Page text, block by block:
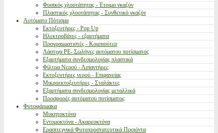
Φυσικός χλοοτάπητας - Έτοιμο γκαζόν
Πλαστικός χλοοτάπητας - Συνθετικό γκαζόν
Αυτόματο Πότισμα
Εκτοξευτήρες - Pop Up
Ηλεκτροβάνες - εξαρτήματα
Προγραμματιστές - Κομπιούτερ
Λάστιχα PE- Σωλήνες αυτόματου ποτίσματος
Εξαρτήματα συνδεσμολογίας πλαστικά
Φίλτρα Νερού - Λιπαντήρες
Εκτοξευτήρες νερού - Επιφανείας
Μικροεκτοξευτήρες - Σταλάκτες
Εξαρτήματα συνδεσμολογίας μεταλλικά
Προσφορές αυτόματου ποτίσματος
Φυτοφάρμακα
Μυκητοκτόνα
Εντομοκτόνα - Ακαρεοκτόνα
Ερασιτεχνικά Φυτοπροστατευτικά Προιόντα